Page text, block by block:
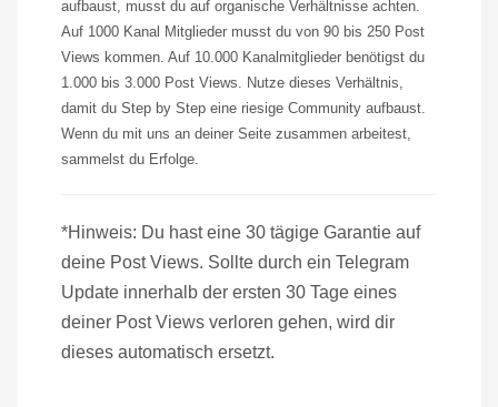
aufbaust, musst du auf organische Verhältnisse achten.
Auf 1000 Kanal Mitglieder musst du von 90 bis 250 Post
Views kommen. Auf 10.000 Kanalmitglieder benötigst du
1.000 bis 3.000 Post Views.
Nutze dieses Verhältnis,
damit du Step by Step eine riesige Community aufbaust.
Wenn du mit uns an deiner Seite zusammen arbeitest,
sammelst du Erfolge.
*Hinweis: Du hast eine 30 tägige Garantie auf
deine Post Views. Sollte durch ein Telegram
Update innerhalb der ersten 30 Tage eines
deiner Post Views verloren gehen, wird dir
dieses automatisch ersetzt.